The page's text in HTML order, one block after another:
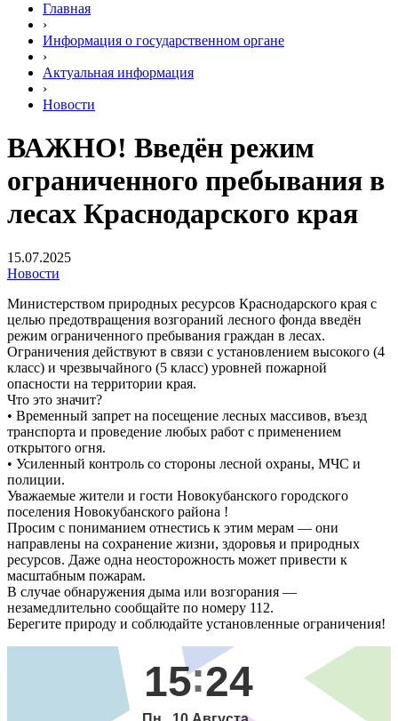
Главная
›
Информация о государственном органе
›
Актуальная информация
›
Новости
ВАЖНО! Введён режим
ограниченного пребывания в
лесах Краснодарского края
15.07.2025
Новости
Министерством природных ресурсов Краснодарского края с
целью предотвращения возгораний лесного фонда введён
режим ограниченного пребывания граждан в лесах.
Ограничения действуют в связи с установлением высокого (4
класс) и чрезвычайного (5 класс) уровней пожарной
опасности на территории края.
Что это значит?
• Временный запрет на посещение лесных массивов, въезд
транспорта и проведение любых работ с применением
открытого огня.
• Усиленный контроль со стороны лесной охраны, МЧС и
полиции.
Уважаемые жители и гости Новокубанского городского
поселения Новокубанского района !
Просим с пониманием отнестись к этим мерам — они
направлены на сохранение жизни, здоровья и природных
ресурсов. Даже одна неосторожность может привести к
масштабным пожарам.
В случае обнаружения дыма или возгорания —
незамедлительно сообщайте по номеру 112.
Берегите природу и соблюдайте установленные ограничения!
15 24